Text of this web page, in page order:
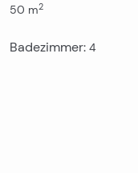
50 m2
Badezimmer: 4